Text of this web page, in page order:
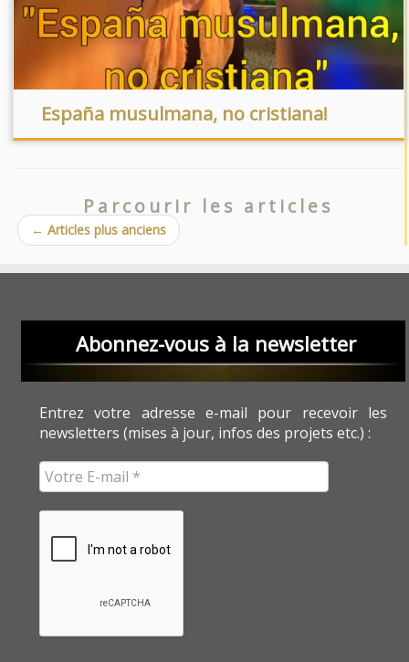
España musulmana, no cristiana!
Parcourir les articles
← Articles plus anciens
Abonnez-vous à la newsletter
Entrez votre adresse e-mail pour recevoir les
newsletters (mises à jour, infos des projets etc.) :